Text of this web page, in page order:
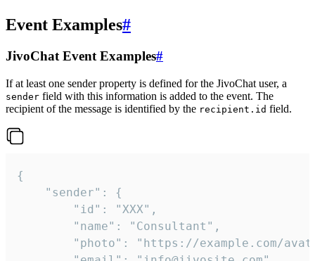
Event Examples#
JivoChat Event Examples#
If at least one sender property is defined for the JivoChat user, a
sender field with this information is added to the event. The
recipient of the message is identified by the recipient.id field.
{